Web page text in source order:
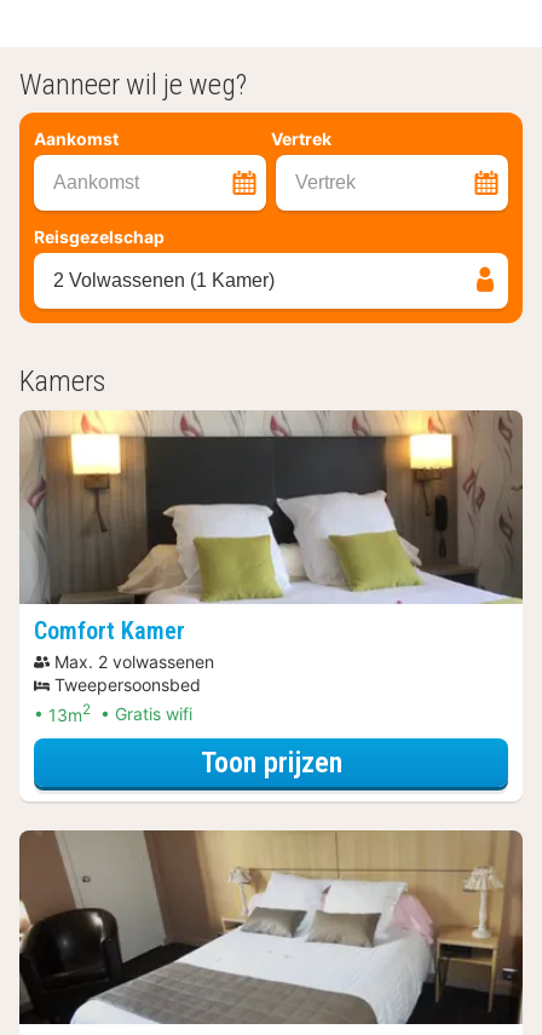
Wanneer wil je weg?
Aankomst Vertrek
Aankomst Vertrek
Reisgezelschap
2 Volwassenen (1 Kamer)
Kamers
Comfort Kamer
Max. 2 volwassenen
Tweepersoonsbed
13m2 Gratis wifi
Toon prijzenvoor Comfort